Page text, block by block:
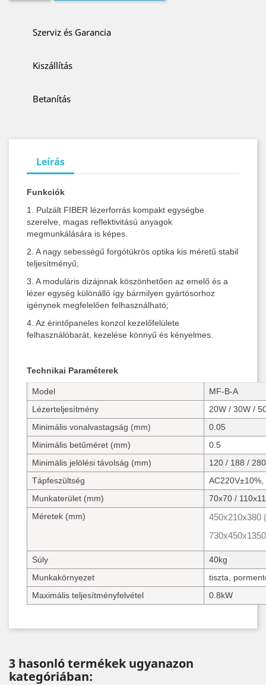
Szerviz és Garancia
Kiszállítás
Betanítás
Leírás
Funkciók
1. Pulzált FIBER lézerforrás kompakt egységbe
szerelve, magas reflektivitású anyagok
megmunkálására is képes.
2. A nagy sebességű forgótükrös optika kis méretű stabil
teljesítményű;
3. A moduláris dizájnnak köszönhetően az emelő és a
lézer egység különálló így bármilyen gyártósorhoz
igénynek megfelelően felhasználható;
4. Az érintőpaneles konzol kezelőfelülete
felhasználóbarát, kezelése könnyű és kényelmes.
Technikai Paraméterek
Model
MF-B-A
Lézerteljesítmény
20W / 30W /
Minimális vonalvastagság (mm)
0.05
Minimális betűméret (mm)
0.5
Minimális jelölési távolság (mm)
120 / 188 / 280
Tápfeszültség
Munkaterület (mm)
70x70 /
Méretek (mm)
450x210x380
Súly
40kg
Munkakörnyezet
tiszta,
Maximális teljesítményfelvétel
0.8kW
3 hasonló termékek ugyanazon
kategóriában: